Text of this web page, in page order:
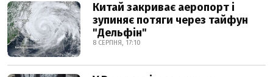
Китай закриває аеропорт і
зупиняє потяги через тайфун
"Дельфін"
8 СЕРПНЯ, 17:10